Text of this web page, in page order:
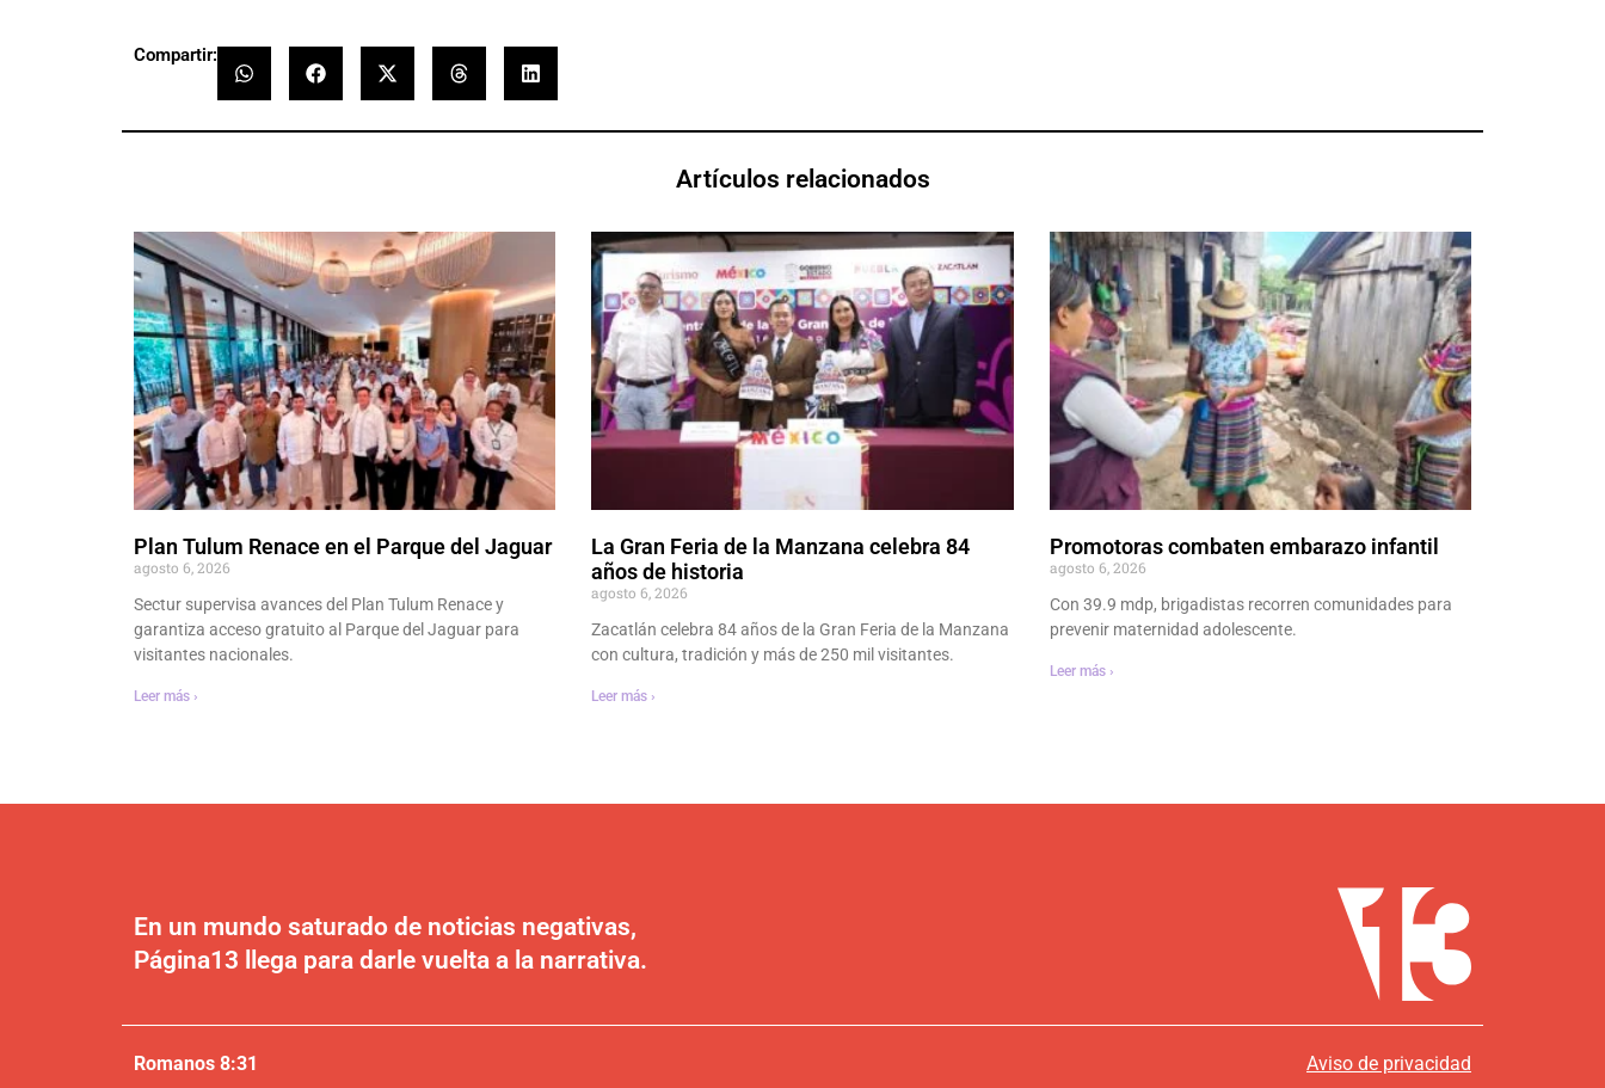
Compartir:
Artículos relacionados
Plan Tulum Renace en el Parque del Jaguar
agosto 6, 2026
Sectur supervisa avances del Plan Tulum Renace y
garantiza acceso gratuito al Parque del Jaguar para
visitantes nacionales.
Leer más ›
La Gran Feria de la Manzana celebra 84
años de historia
agosto 6, 2026
Zacatlán celebra 84 años de la Gran Feria de la Manzana
con cultura, tradición y más de 250 mil visitantes.
Leer más ›
Promotoras combaten embarazo infantil
agosto 6, 2026
Con 39.9 mdp, brigadistas recorren comunidades para
prevenir maternidad adolescente.
Leer más ›
En un mundo saturado de noticias negativas,
Página13 llega para darle vuelta a la narrativa.
Romanos 8:31 Aviso de privacidad